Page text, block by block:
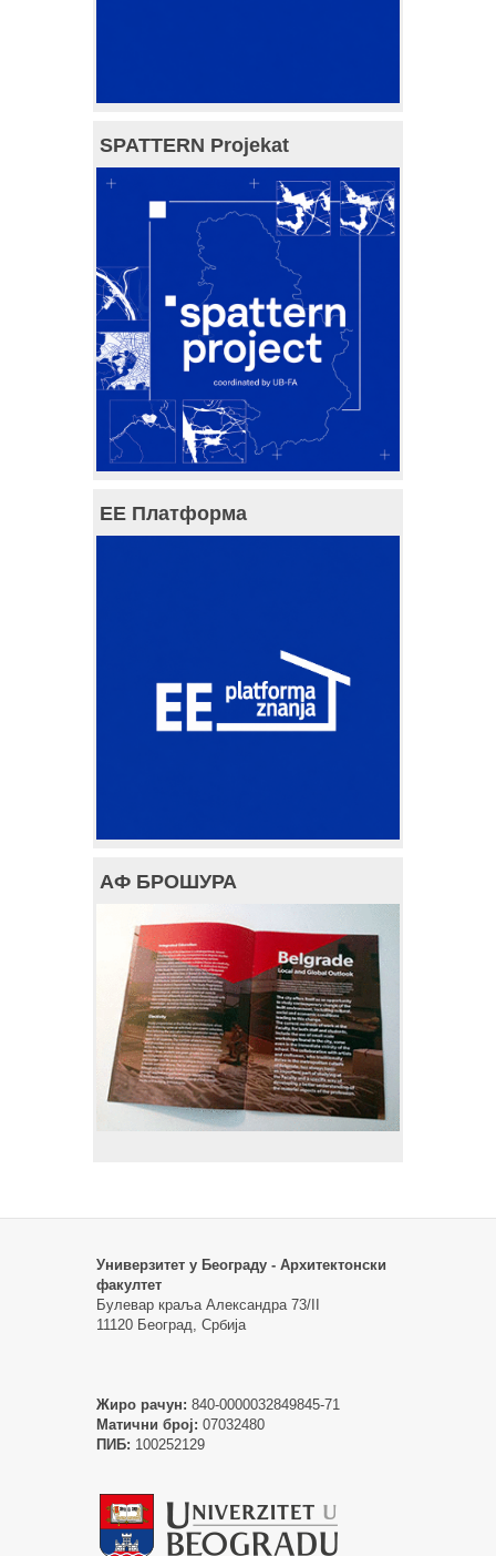
SPATTERN Projekat
ЕЕ Платформа
АФ БРОШУРА
Универзитет у Београду - Архитектонски
факултет
Булевар краља Александра 73/II
11120 Београд, Србија
Жиро рачун: 840-0000032849845-71
Матични број: 07032480
ПИБ: 100252129